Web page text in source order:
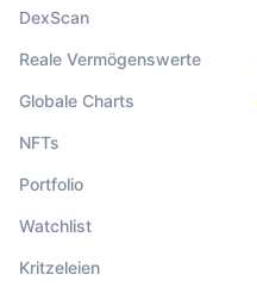
DexScan
Reale Vermögenswerte
Globale Charts
NFTs
Portfolio
Watchlist
Kritzeleien